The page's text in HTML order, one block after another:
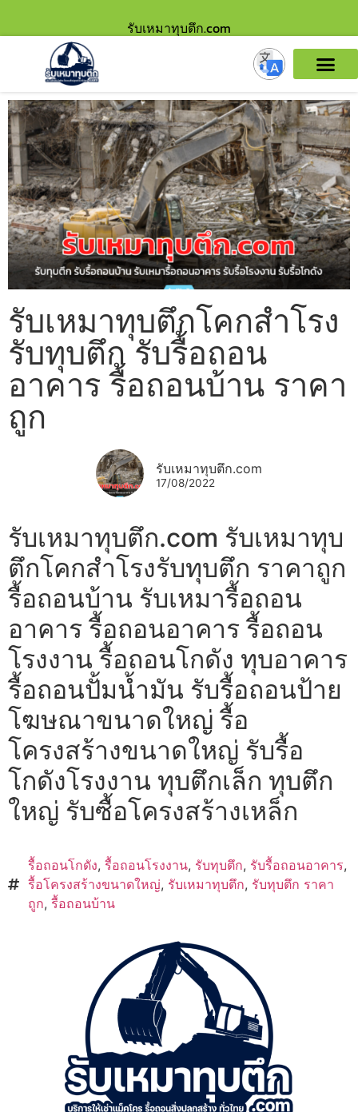
รับเหมาทุบตึก.com
รับเหมาทุบตึกโคกสำโรง
รับทุบตึก รับรื้อถอน
อาคาร รื้อถอนบ้าน ราคา
ถูก
รับเหมาทุบตึก.com
17/08/2022
รับเหมาทุบตึก.com รับเหมาทุบ
ตึกโคกสำโรงรับทุบตึก ราคาถูก
รื้อถอนบ้าน รับเหมารื้อถอน
อาคาร รื้อถอนอาคาร รื้อถอน
โรงงาน รื้อถอนโกดัง ทุบอาคาร
รื้อถอนปั้มน้ำมัน รับรื้อถอนป้าย
โฆษณาขนาดใหญ่ รื้อ
โครงสร้างขนาดใหญ่ รับรื้อ
โกดังโรงงาน ทุบตึกเล็ก ทุบตึก
ใหญ่ รับซื้อโครงสร้างเหล็ก
รื้อถอนโกดัง, รื้อถอนโรงงาน, รับทุบตึก, รับรื้อถอนอาคาร,
รื้อโครงสร้างขนาดใหญ่, รับเหมาทุบตึก, รับทุบตึก ราคา
ถูก, รื้อถอนบ้าน